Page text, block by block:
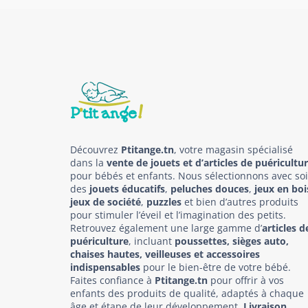
Découvrez Ptitange.tn, votre magasin spécialisé
dans la vente de jouets et d’articles de
pour bébés et enfants. Nous sélectionnons avec
des jouets éducatifs, peluches douces, jeux en
jeux de société, puzzles et bien d’autres produits
pour stimuler l’éveil et l’imagination des petits.
Retrouvez également une large gamme d’articles
puériculture, incluant poussettes, sièges auto,
chaises hautes, veilleuses et accessoires
indispensables pour le bien-être de votre bébé.
Faites confiance à Ptitange.tn pour offrir à vos
enfants des produits de qualité, adaptés à chaque